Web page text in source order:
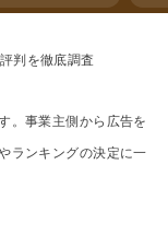
判を徹底調査
。事業主側から広告を
ランキングの決定に一